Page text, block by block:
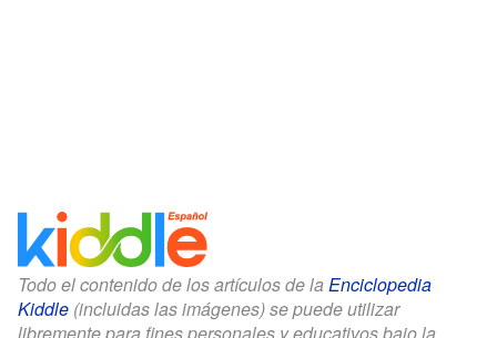
Todo el contenido de los artículos de la Enciclopedia
Kiddle (incluidas las imágenes) se puede utilizar